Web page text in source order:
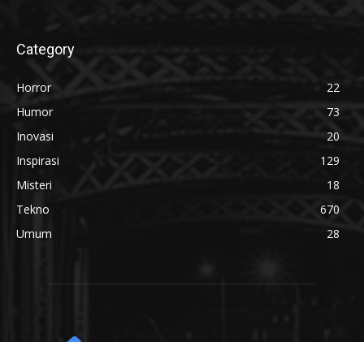
Category
Horror
22
Humor
73
Inovasi
20
Inspirasi
129
Misteri
18
Tekno
670
Umum
28